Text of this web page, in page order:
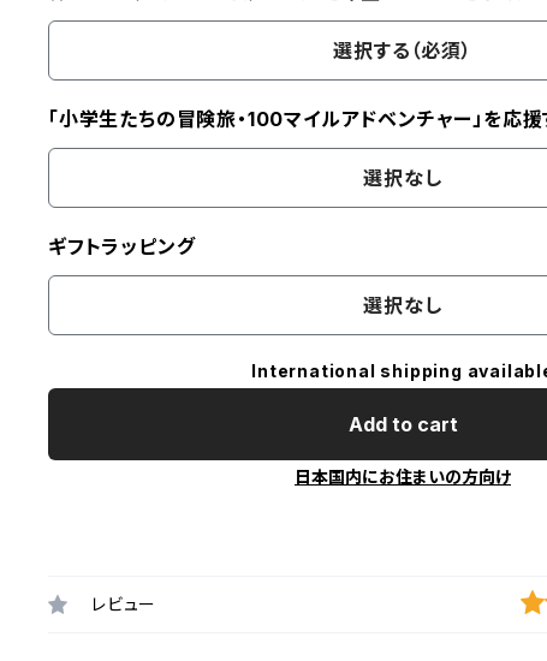
選択する（必須）
「小学生たちの冒険旅・100マイルアドベンチャー」を応援
選択なし
ギフトラッピング
選択なし
International shipping
Add to cart
日本国内にお住まいの方向け
レビュー